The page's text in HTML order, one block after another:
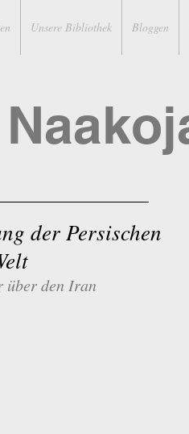
Unsere Bibliothek Bloggen
der Persischen
über den Iran